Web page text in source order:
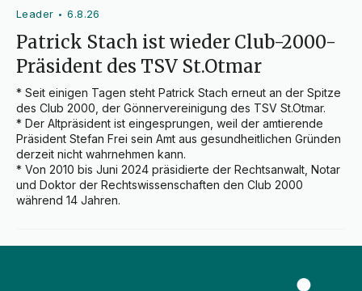
Leader •6.8.26
Patrick Stach ist wieder Club-2000-
Präsident des TSV St.Otmar
* Seit einigen Tagen steht Patrick Stach erneut an der Spitze
des Club 2000, der Gönnervereinigung des TSV St.Otmar.
* Der Altpräsident ist eingesprungen, weil der amtierende
Präsident Stefan Frei sein Amt aus gesundheitlichen Gründen
derzeit nicht wahrnehmen kann.
* Von 2010 bis Juni 2024 präsidierte der Rechtsanwalt, Notar
und Doktor der Rechtswissenschaften den Club 2000
während 14 Jahren.